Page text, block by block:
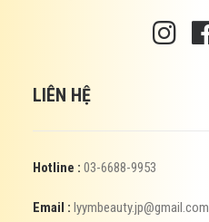
LIÊN HỆ
Hotline : 03-6688-9953
Email : lyymbeauty.jp@gmail.com